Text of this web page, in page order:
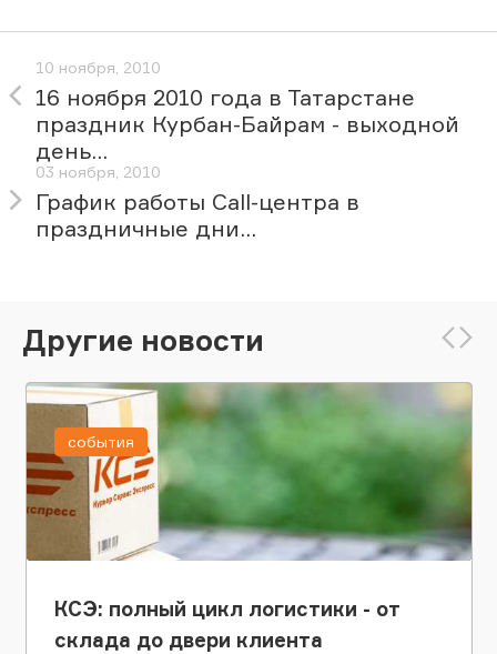
10 ноября, 2010
16 ноября 2010 года в Татарстане
праздник Курбан-Байрам - выходной
день...
03 ноября, 2010
График работы Call-центра в
праздничные дни...
Другие новости
КСЭ: полный цикл логистики - от
склада до двери клиента
события